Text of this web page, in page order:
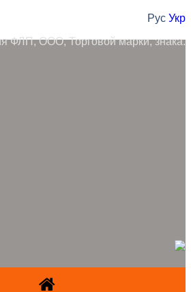
Рус Укр
ФЛП, ООО, Торговой марки, знака.